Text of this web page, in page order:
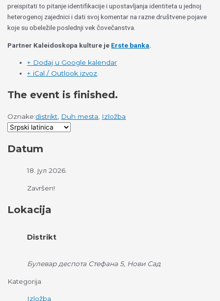
preispitati to pitanje identifikacije i upostavljanja identiteta u jednoj
heterogenoj zajednici i dati svoj komentar na razne društvene pojave
koje su obeležile poslednji vek čovečanstva.
Partner Kaleidoskopa kulture je Erste banka.
+ Dodaj u Google kalendar
+ iCal / Outlook izvoz
The event is finished.
Oznake:distrikt, Duh mesta, Izložba
Datum
18. јул 2026.
Završen!
Lokacija
Distrikt
Булевар деспота Стефана 5, Нови Сад
Kategorija
Izložba